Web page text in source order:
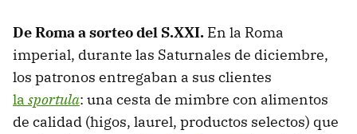
De Roma a sorteo del S.XXI. En la Roma
imperial, durante las Saturnales de diciembre,
los patronos entregaban a sus clientes
la sportula: una cesta de mimbre con alimentos
de calidad (higos, laurel, productos selectos) que